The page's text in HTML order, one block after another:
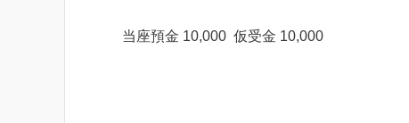
当座預金 10,000 仮受金 10,000